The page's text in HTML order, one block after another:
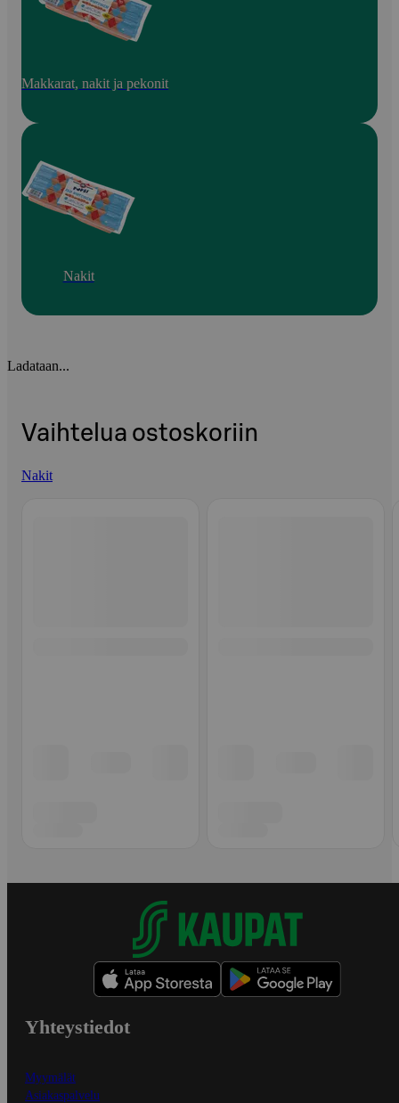
Makkarat, nakit ja pekonit
Nakit
Ladataan...
Vaihtelua ostoskoriin
Nakit
Yhteystiedot
Myymälät
Asiakaspalvelu